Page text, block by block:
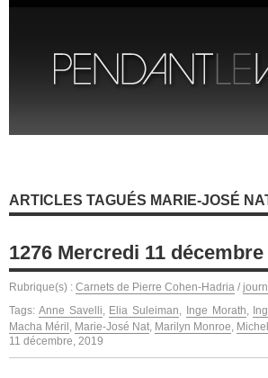
ARTICLES TAGUÉS MARIE-JOSÉ
1276 Mercredi 11 décembre
Rubrique(s) : Carnets de Pierre Cohen-Hadria /
Tags: Anne Savelli, Elia Suleiman, Inge Morath,
Macha Méril , Marie-José Nat, Marilyn Monroe,
11 décembre, 2019